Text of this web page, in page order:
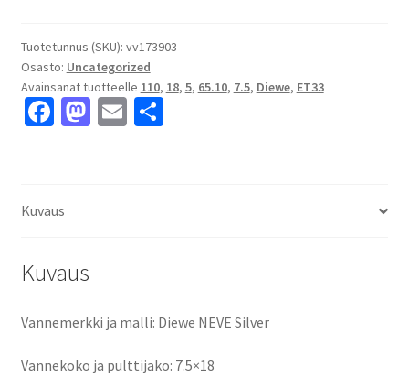
5x110
ET33
keskireikä:65.10
määrä
Tuotetunnus (SKU): vv173903
Osasto: Uncategorized
Avainsanat tuotteelle 110, 18, 5, 65.10, 7.5, Diewe, ET33
Fa
o
M E S
Kuvaus
Kuvaus
Vannemerkki ja malli: Diewe NEVE Silver
Vannekoko ja pulttijako: 7.5×18